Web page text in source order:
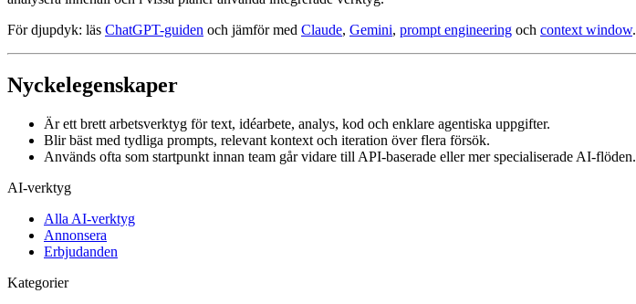
För djupdyk: läs ChatGPT-guiden och jämför med Claude, Gemini, prompt engineering och context window.
Nyckelegenskaper
Är ett brett arbetsverktyg för text, idéarbete, analys, kod och enklare agentiska uppgifter.
Blir bäst med tydliga prompts, relevant kontext och iteration över flera försök.
Används ofta som startpunkt innan team går vidare till API-baserade eller mer specialiserade AI-flöden.
AI-verktyg
Alla AI-verktyg
Annonsera
Erbjudanden
Kategorier